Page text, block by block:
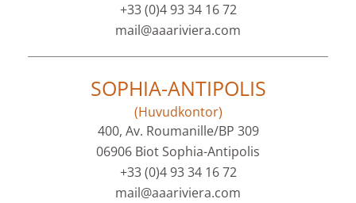
+33 (0)4 93 34 16 72
mail@aaariviera.com
SOPHIA-ANTIPOLIS
(Huvudkontor)
400, Av. Roumanille/BP 309
06906 Biot Sophia-Antipolis
+33 (0)4 93 34 16 72
mail@aaariviera.com